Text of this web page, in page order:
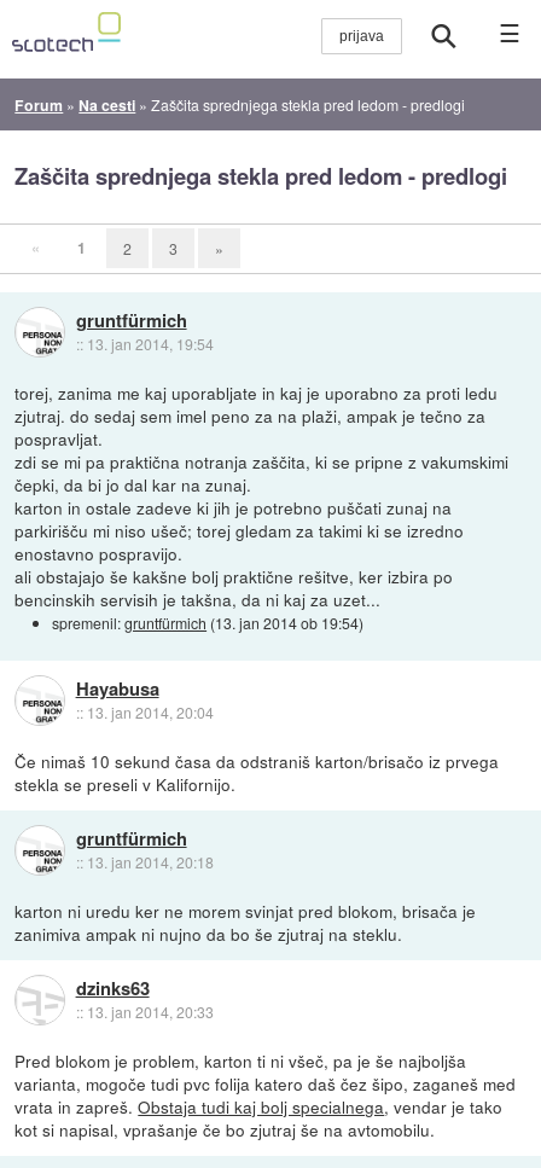
☰
Forum » Na cesti »Zaščita sprednjega stekla pred ledom - predlogi
Zaščita sprednjega stekla pred ledom - predlogi
« 1 2 3 »
gruntfürmich
:: 13. jan 2014, 19:54
torej, zanima me kaj uporabljate in kaj je uporabno za proti ledu
zjutraj. do sedaj sem imel peno za na plaži, ampak je tečno za
pospravljat.
zdi se mi pa praktična notranja zaščita, ki se pripne z vakumskimi
čepki, da bi jo dal kar na zunaj.
karton in ostale zadeve ki jih je potrebno puščati zunaj na
parkirišču mi niso ušeč; torej gledam za takimi ki se izredno
enostavno pospravijo.
ali obstajajo še kakšne bolj praktične rešitve, ker izbira po
bencinskih servisih je takšna, da ni kaj za uzet...
spremenil:gruntfürmich (13. jan 2014 ob 19:54)
Hayabusa
:: 13. jan 2014, 20:04
Če nimaš 10 sekund časa da odstraniš karton/brisačo iz prvega
stekla se preseli v Kalifornijo.
gruntfürmich
:: 13. jan 2014, 20:18
karton ni uredu ker ne morem svinjat pred blokom, brisača je
zanimiva ampak ni nujno da bo še zjutraj na steklu.
dzinks63
:: 13. jan 2014, 20:33
Pred blokom je problem, karton ti ni všeč, pa je še najboljša
varianta, mogoče tudi pvc folija katero daš čez šipo, zaganeš med
vrata in zapreš.Obstaja tudi kaj bolj specialnega, vendar je tako
kot si napisal, vprašanje če bo zjutraj še na avtomobilu.